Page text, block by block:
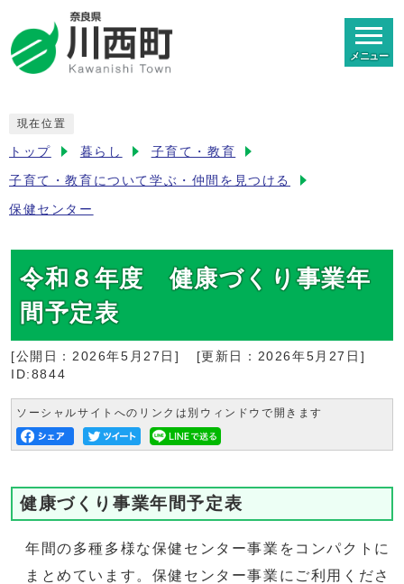
メニュー
現在位置
トップ 暮らし 子育て・教育
子育て・教育について学ぶ・仲間を見つける
保健センター
令和８年度 健康づくり事業年
間予定表
[公開日： 2026年5月27日 ] [更新日： 2026年5月27日 ]
ID:8844
ソーシャルサイトへのリンクは別ウィンドウで開きます
健康づくり事業年間予定表
年間の多種多様な保健センター事業をコンパクトに
まとめています。保健センター事業にご利用くださ